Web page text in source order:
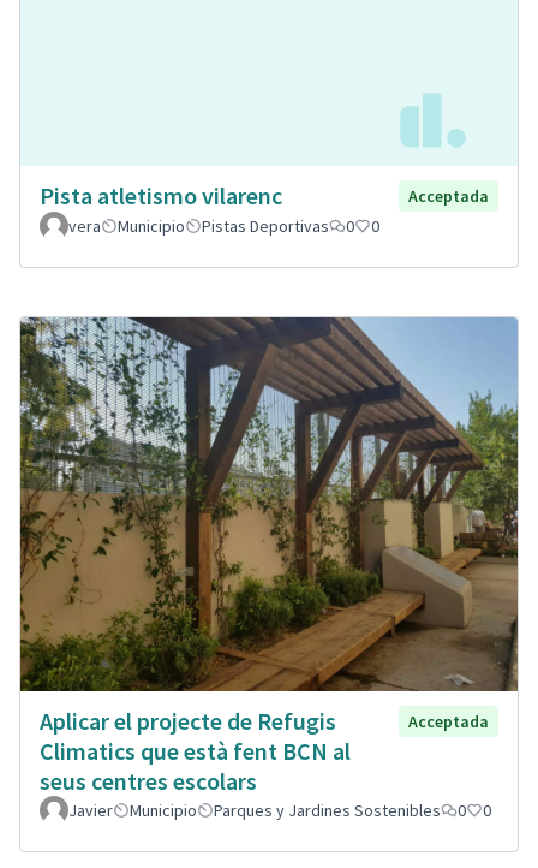
Pista atletismo vilarenc
Acceptada
vera
Municipio Pistas Deportivas 0 0
Aplicar el projecte de Refugis
Climatics que està fent BCN al
seus centres escolars
Acceptada
Javier Municipio Parques y Jardines Sostenibles 0 0